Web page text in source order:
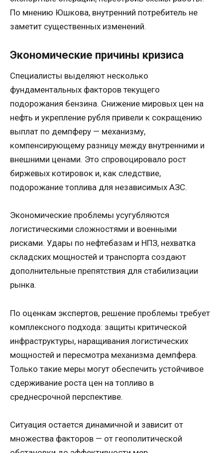
По мнению Юшкова, внутренний потребитель не
заметит существенных изменений.
Экономические причины кризиса
Специалисты выделяют несколько
фундаментальных факторов текущего
подорожания бензина. Снижение мировых цен на
нефть и укрепление рубля привели к сокращению
выплат по демпферу — механизму,
компенсирующему разницу между внутренними и
внешними ценами. Это спровоцировало рост
биржевых котировок и, как следствие,
подорожание топлива для независимых АЗС.
Экономические проблемы усугубляются
логистическими сложностями и военными
рисками. Удары по нефтебазам и НПЗ, нехватка
складских мощностей и транспорта создают
дополнительные препятствия для стабилизации
рынка.
По оценкам экспертов, решение проблемы требует
комплексного подхода: защиты критической
инфраструктуры, наращивания логистических
мощностей и пересмотра механизма демпфера.
Только такие меры могут обеспечить устойчивое
сдерживание роста цен на топливо в
среднесрочной перспективе.
Ситуация остается динамичной и зависит от
множества факторов — от геополитической